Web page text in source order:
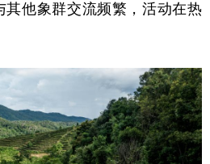
其他象群交流频繁，活动在热